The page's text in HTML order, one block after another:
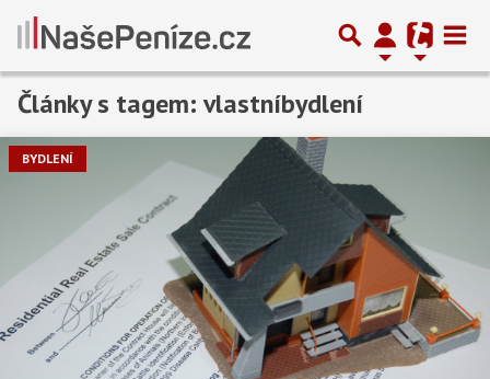
Články s tagem: vlastníbydlení
BYDLENÍ